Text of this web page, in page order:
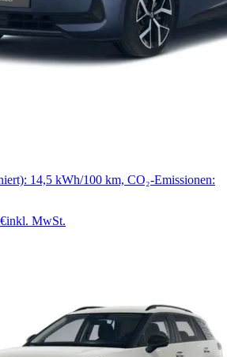
14,5 kWh/100 km, CO₂-Emissionen:
inkl. MwSt.